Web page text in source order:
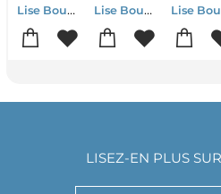
Lise Bourbeau
Lise Bourbeau
LISEZ-EN PLUS